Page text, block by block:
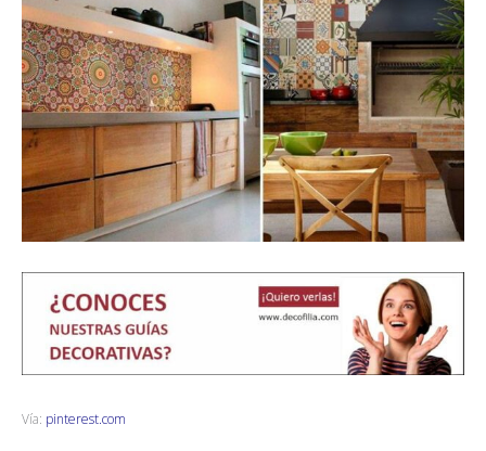
Vía: pinterest.com